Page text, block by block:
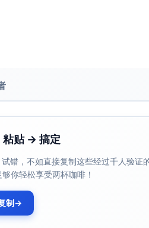
价商品、频繁查看详情图/规格/评价的
“耐用与实用细节”，美妆偏“肤感与真实
关注的{品类}库存紧张，先加
几款{家居/美妆}今天热度很高，部分
，错过可能要等补货。
：反复查看同款或收藏行为（如有）
示“热门尺寸/颜色”，美妆提示“热门色
时内未下单；次日中午推送；所浏览
贴 → 搞定
错，不如直接复制这些经过千人验证
你轻松享受两杯咖啡！
制→